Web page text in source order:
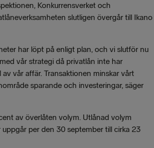
Konkurrensverket och
slutligen övergår till Ikano
har löpt på enligt plan, och vi slutför nu
vår strategi då privatlån inte har
vår affär. Transaktionen minskar vårt
sparande och investeringar, säger
av överlåten volym. Utlånad volym
per den 30 september till cirka 23